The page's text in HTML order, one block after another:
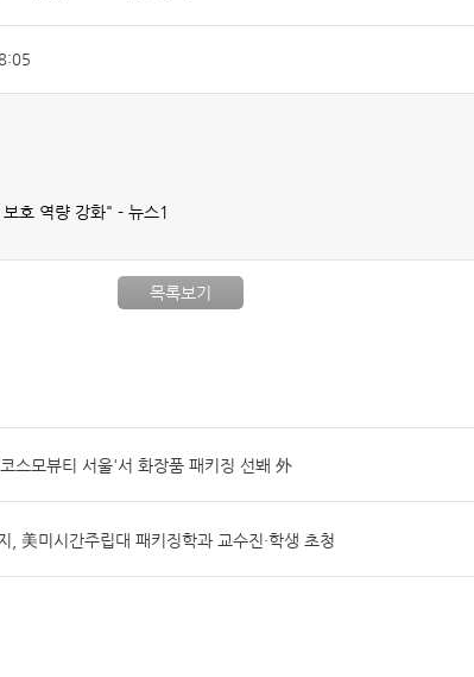
호 역량 강화" - 뉴스1
목록보기
스모뷰티 서울'서 화장품 패키징 선봬 外
美미시간주립대 패키징학과 교수진·학생 초청